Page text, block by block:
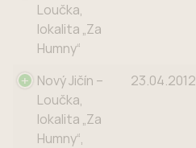
Loučka,
lokalita „Za
Humny“
Nový Jičín –
Loučka,
lokalita „Za
Humny“,
23.04.2012